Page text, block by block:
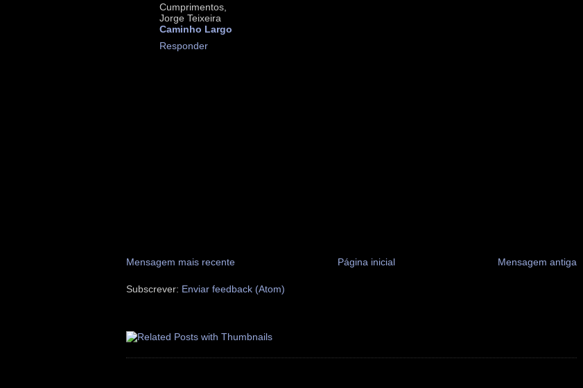
Cumprimentos,
Jorge Teixeira
Caminho Largo
Responder
Mensagem mais recente Mensagem antiga
Página inicial
Subscrever: Enviar feedback (Atom)